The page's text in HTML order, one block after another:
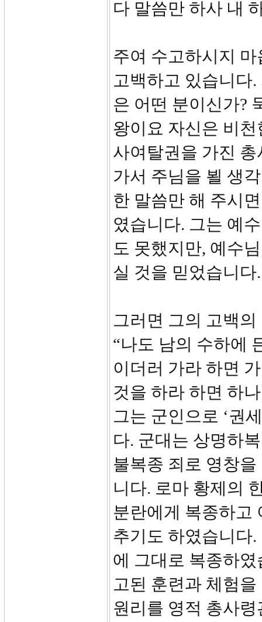
다 말씀만 하사 내
주여 수고하시지
고백하고 있습니다
은 어떤 분이신가?
왕이요 자신은 비
사여탈권을 가진
가서 주님을 뵐 생
한 말씀만 해 주시
였습니다. 그는 예
도 못했지만, 예수
실 것을 믿었습니다.
그러면 그의 고백
“나도 남의 수하에
이더러 가라 하면
것을 하라 하면 하
그는 군인으로 ‘권
다. 군대는 상명하
불복종 죄로 영창
니다. 로마 황제의
분란에게 복종하고
추기도 하였습니다
에 그대로 복종하
고된 훈련과 체험
원리를 영적 총사